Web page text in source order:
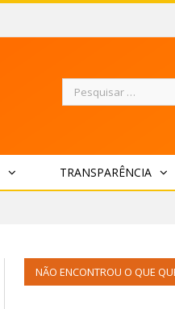
Pesquisar
TRANSPARÊNCIA
NÃO ENCONTROU O QUE